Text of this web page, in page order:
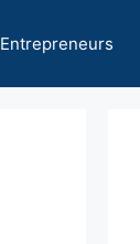
Entrepreneurs